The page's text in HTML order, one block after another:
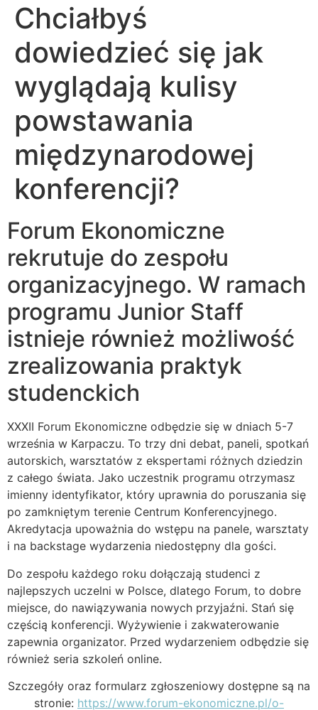
Chciałbyś
dowiedzieć się jak
wyglądają kulisy
powstawania
międzynarodowej
konferencji?
Forum Ekonomiczne
rekrutuje do zespołu
organizacyjnego. W ramach
programu Junior Staff
istnieje również możliwość
zrealizowania praktyk
studenckich
XXXII Forum Ekonomiczne odbędzie się w dniach 5-7
września w Karpaczu. To trzy dni debat, paneli, spotkań
autorskich, warsztatów z ekspertami różnych dziedzin
z całego świata. Jako uczestnik programu otrzymasz
imienny identyfikator, który uprawnia do poruszania się
po zamkniętym terenie Centrum Konferencyjnego.
Akredytacja upoważnia do wstępu na panele, warsztaty
i na backstage wydarzenia niedostępny dla gości.
Do zespołu każdego roku dołączają studenci z
najlepszych uczelni w Polsce, dlatego Forum, to dobre
miejsce, do nawiązywania nowych przyjaźni. Stań się
częścią konferencji. Wyżywienie i zakwaterowanie
zapewnia organizator. Przed wydarzeniem odbędzie się
również seria szkoleń online.
Szczegóły oraz formularz zgłoszeniowy dostępne są na
stronie: https://www.forum-ekonomiczne.pl/o-